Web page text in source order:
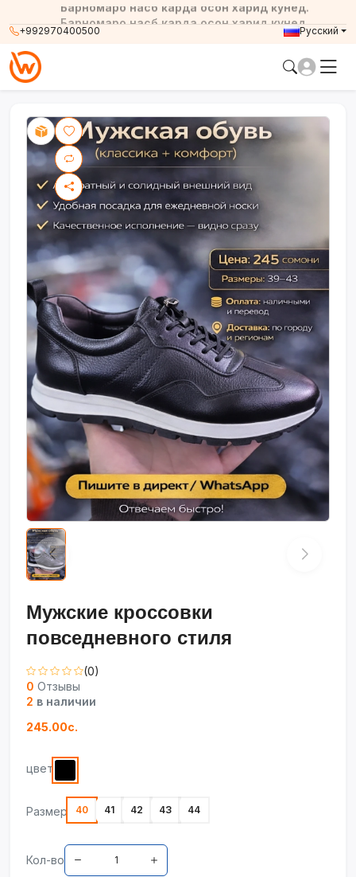
+992970400500
Барномаро насб карда осон харид кунед.
Русский
Мужские кроссовки
повседневного стиля
(0)
0 Отзывы
2 в наличии
245.00с.
цвет
Размер 40 41 42 43 44
Кол-во